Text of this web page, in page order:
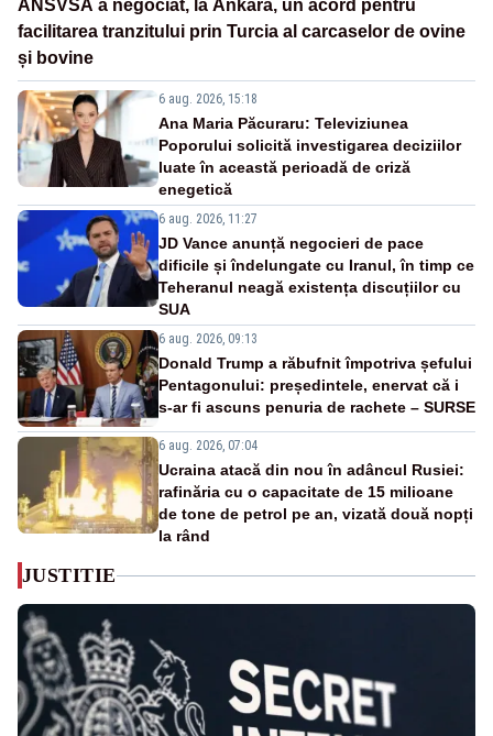
ANSVSA a negociat, la Ankara, un acord pentru
facilitarea tranzitului prin Turcia al carcaselor de ovine
și bovine
6 aug. 2026, 15:18
Ana Maria Păcuraru: Televiziunea
Poporului solicită investigarea deciziilor
luate în această perioadă de criză
enegetică
6 aug. 2026, 11:27
JD Vance anunță negocieri de pace
dificile și îndelungate cu Iranul, în timp ce
Teheranul neagă existența discuțiilor cu
SUA
6 aug. 2026, 09:13
Donald Trump a răbufnit împotriva șefului
Pentagonului: președintele, enervat că i
s-ar fi ascuns penuria de rachete – SURSE
6 aug. 2026, 07:04
Ucraina atacă din nou în adâncul Rusiei:
rafinăria cu o capacitate de 15 milioane
de tone de petrol pe an, vizată două nopți
la rând
JUSTITIE